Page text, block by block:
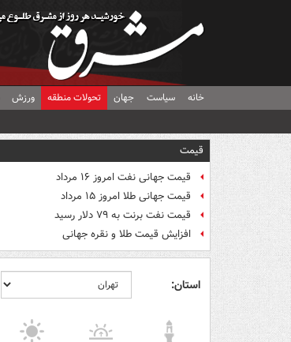
خانه سیاست جهان تحولات منطقه ورزش
قیمت
قیمت جهانی نفت امروز ۱۶ مرداد
قیمت جهانی طلا امروز ۱۵ مرداد
قیمت نفت برنت به ۷۹ دلار رسید
افزایش قیمت طلا و نقره جهانی
استان: